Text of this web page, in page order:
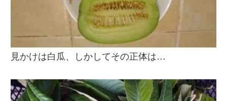
見かけは白瓜、しかしてその正体は…